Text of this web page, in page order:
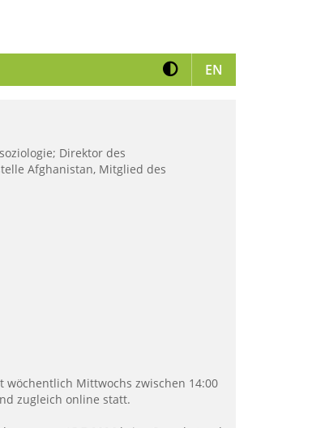
Kontrast erhöhen
EN
Direktor des
Afghanistan, Mitglied des
Mittwochs zwischen 14:00
zugleich online statt.